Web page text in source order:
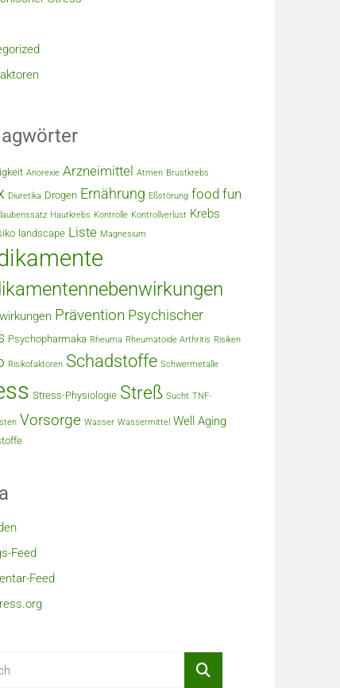
Anorexie Arzneimittel Atmen Brustkrebs
Diuretika Drogen Ernährung Eßstörung food fun
Hautkrebs Kontrolle Kontrollverlust Krebs
landscape Liste Magnesium
Prävention Psychischer
Psychopharmaka Rheuma Rheumatoide Arthritis Risiken
Risikofaktoren Schadstoffe Schwermetalle
Stress-Physiologie Streß Sucht TNF-
Vorsorge Wasser Wassermittel Well Aging
Feed
Feed